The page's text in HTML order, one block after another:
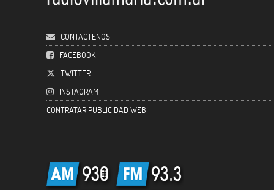
CONTACTENOS
FACEBOOK
TWITTER
INSTAGRAM
CONTRATAR PUBLICIDAD WEB